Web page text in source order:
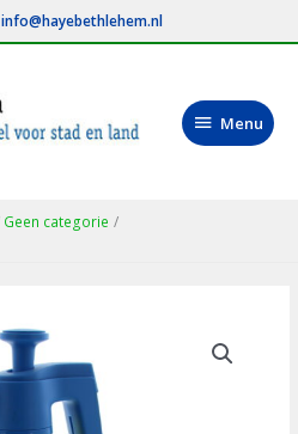
info@hayebethlehem.nl
Menu
Menu
Geen categorie